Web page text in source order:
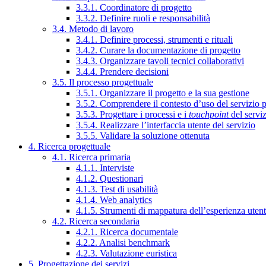
3.3.1. Coordinatore di progetto
3.3.2. Definire ruoli e responsabilità
3.4. Metodo di lavoro
3.4.1. Definire processi, strumenti e rituali
3.4.2. Curare la documentazione di progetto
3.4.3. Organizzare tavoli tecnici collaborativi
3.4.4. Prendere decisioni
3.5. Il processo progettuale
3.5.1. Organizzare il progetto e la sua gestione
3.5.2. Comprendere il contesto d’uso del servizio
3.5.3. Progettare i processi e i touchpointdel
3.5.4. Realizzare l’interfaccia utente del servizio
3.5.5. Validare la soluzione ottenuta
4. Ricerca progettuale
4.1. Ricerca primaria
4.1.1. Interviste
4.1.2. Questionari
4.1.3. Test di usabilità
4.1.4. Web analytics
4.1.5. Strumenti di mappatura dell’esperienza
4.2. Ricerca secondaria
4.2.1. Ricerca documentale
4.2.2. Analisi benchmark
4.2.3. Valutazione euristica
5. Progettazione dei servizi